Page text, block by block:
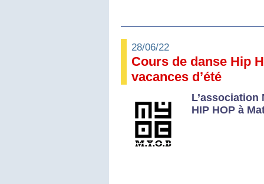
28/06/22
Cours de danse Hip
vacances d’été
L’association
HIP HOP à